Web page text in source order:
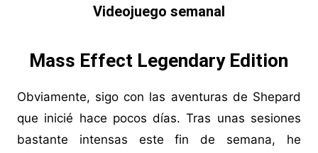
Videojuego semanal
Mass Effect Legendary Edition
Obviamente, sigo con las aventuras de Shepard
que inicié hace pocos días. Tras unas sesiones
bastante intensas este fin de semana, he